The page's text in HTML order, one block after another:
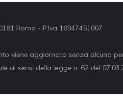
Roma - P.Iva 16947451007
viene aggiornato senza alcuna
ai sensi della legge n. 62 del